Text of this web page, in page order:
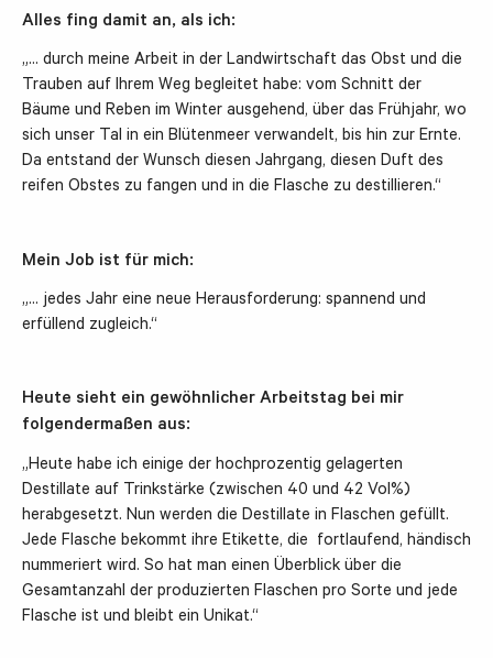
Alles fing damit an, als ich:
„… durch meine Arbeit in der Landwirtschaft das Obst und die
Trauben auf Ihrem Weg begleitet habe: vom Schnitt der
Bäume und Reben im Winter ausgehend, über das Frühjahr, wo
sich unser Tal in ein Blütenmeer verwandelt, bis hin zur Ernte.
Da entstand der Wunsch diesen Jahrgang, diesen Duft des
reifen Obstes zu fangen und in die Flasche zu destillieren.“
Mein Job ist für mich:
„… jedes Jahr eine neue Herausforderung: spannend und
erfüllend zugleich.“
Heute sieht ein gewöhnlicher Arbeitstag bei mir
folgendermaßen aus:
„Heute habe ich einige der hochprozentig gelagerten
Destillate auf Trinkstärke (zwischen 40 und 42 Vol%)
herabgesetzt. Nun werden die Destillate in Flaschen gefüllt.
Jede Flasche bekommt ihre Etikette, die fortlaufend, händisch
nummeriert wird. So hat man einen Überblick über die
Gesamtanzahl der produzierten Flaschen pro Sorte und jede
Flasche ist und bleibt ein Unikat.“